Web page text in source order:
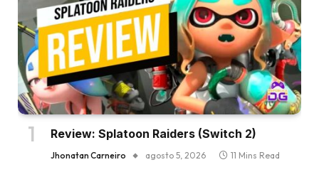
Review: Splatoon Raiders (Switch 2)
Jhonatan Carneiro agosto 5, 2026 11 Mins Read